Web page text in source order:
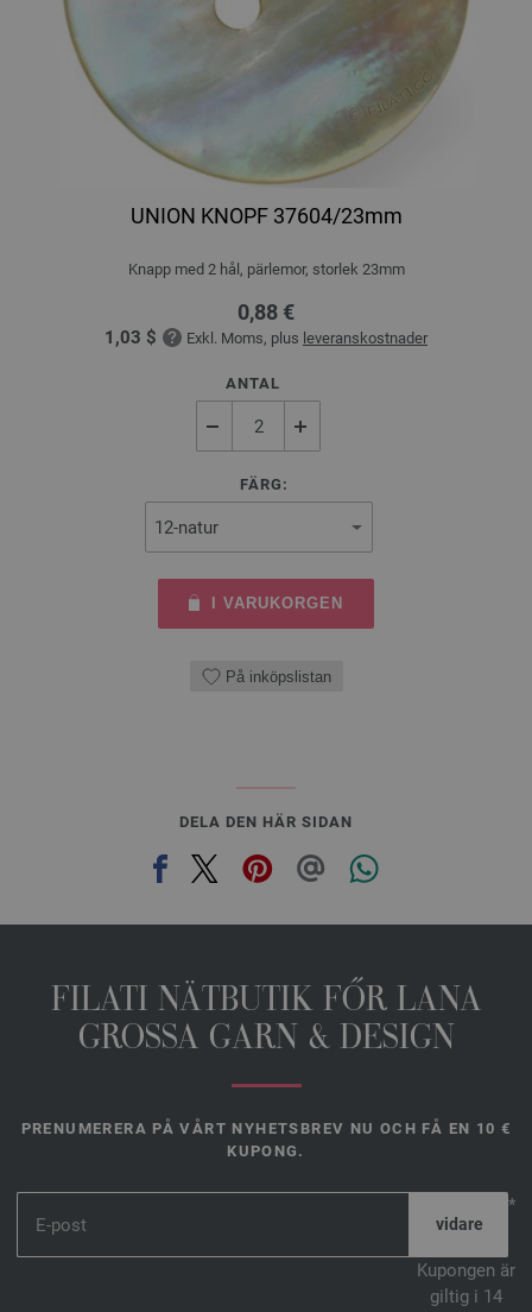
UNION KNOPF 37604/23mm
Knapp med 2 hål, pärlemor, storlek 23mm
0,88 €
1,03 $ Exkl. Moms, plus leveranskostnader
ANTAL
FÄRG:
I VARUKORGEN
På inköpslistan
DELA DEN HÄR SIDAN
FILATI NÄTBUTIK FŐR LANA
GROSSA GARN & DESIGN
PRENUMERERA PÅ VÅRT NYHETSBREV NU OCH FÅ EN 10 €
KUPONG.
*
Kupongen är
giltig i 14